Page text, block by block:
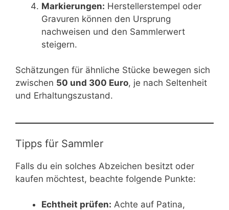
Markierungen: Herstellerstempel oder
Gravuren können den Ursprung
nachweisen und den Sammlerwert
steigern.
Schätzungen für ähnliche Stücke bewegen sich
zwischen 50 und 300 Euro, je nach Seltenheit
und Erhaltungszustand.
Tipps für Sammler
Falls du ein solches Abzeichen besitzt oder
kaufen möchtest, beachte folgende Punkte:
Echtheit prüfen: Achte auf Patina,